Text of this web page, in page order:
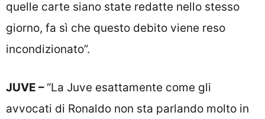
quelle carte siano state redatte nello stesso
giorno, fa sì che questo debito viene reso
incondizionato”.
JUVE – “La Juve esattamente come gli
avvocati di Ronaldo non sta parlando molto in